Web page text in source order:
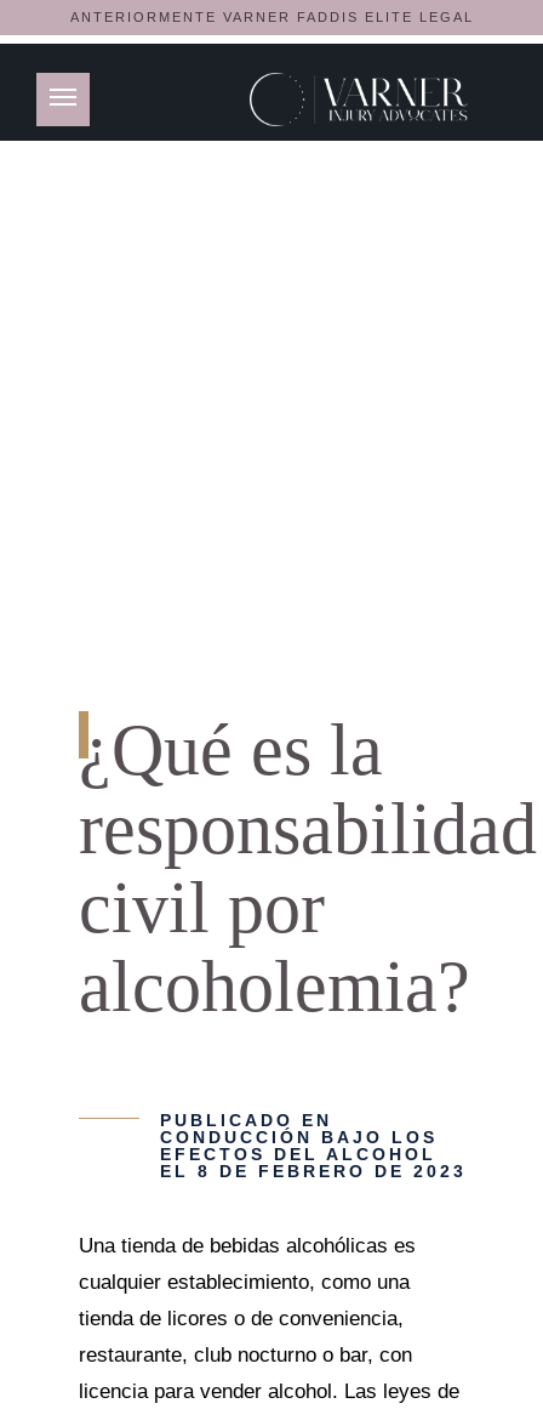
ANTERIORMENTE VARNER FADDIS ELITE LEGAL
¿Qué es la
responsabilidad
civil por
alcoholemia?
PUBLICADO EN
CONDUCCIÓN BAJO LOS
EFECTOS DEL ALCOHOL
EL 8 DE FEBRERO DE 2023
Una tienda de bebidas alcohólicas es
cualquier establecimiento, como una
tienda de licores o de conveniencia,
restaurante, club nocturno o bar, con
licencia para vender alcohol. Las leyes de